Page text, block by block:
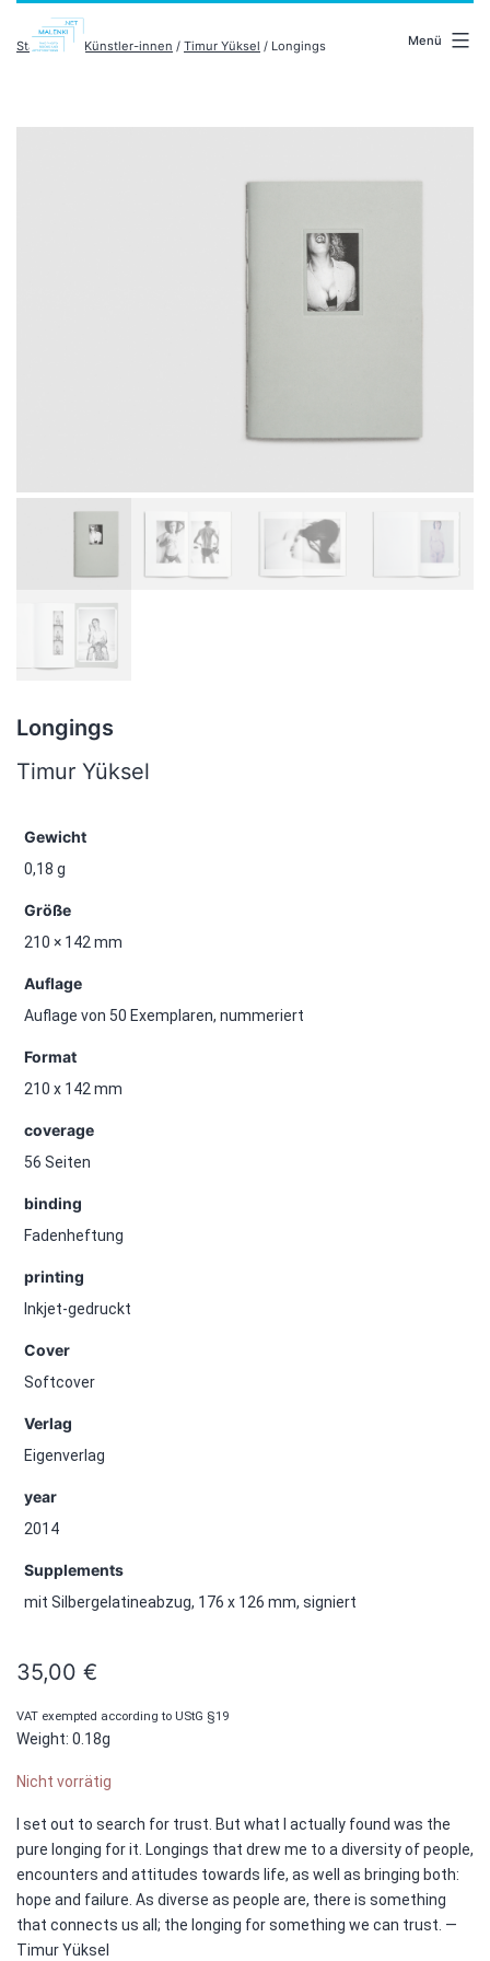
Inhalt
Menü
Startseite / Künstler-innen / Timur Yüksel / Longings
Longings
Timur Yüksel
Gewicht
0,18 g
Größe
210 × 142 mm
Auflage
Auflage von 50 Exemplaren, nummeriert
Format
210 x 142 mm
coverage
56 Seiten
binding
Fadenheftung
printing
Inkjet-gedruckt
Cover
Softcover
Verlag
Eigenverlag
year
2014
Supplements
mit Silbergelatineabzug, 176 x 126 mm, signiert
35,00 €
VAT exempted according to UStG §19
Weight: 0.18g
Nicht vorrätig
I set out to search for trust. But what I actually found was the
pure longing for it. Longings that drew me to a diversity of people,
encounters and attitudes towards life, as well as bringing both:
hope and failure. As diverse as people are, there is something
that connects us all; the longing for something we can trust. —
Timur Yüksel